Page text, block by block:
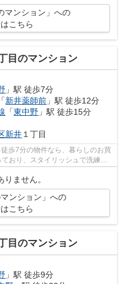
マンション」への
こちら
目のマンション
」駅 徒歩7分
「新井薬師前 」駅 徒歩12分
「東中野 」駅 徒歩15分
新井１丁目
歩7分の物件なら、暮らしのお買
おり、スタイリッシュで洗練さ
ません。
ンション」への
こちら
目のマンション
」駅 徒歩9分